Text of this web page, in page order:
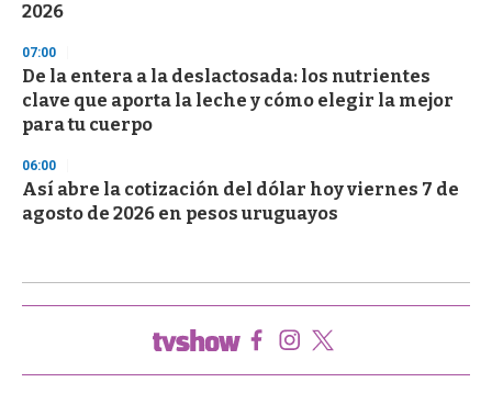
2026
07:00
De la entera a la deslactosada: los nutrientes
clave que aporta la leche y cómo elegir la mejor
para tu cuerpo
06:00
Así abre la cotización del dólar hoy viernes 7 de
agosto de 2026 en pesos uruguayos